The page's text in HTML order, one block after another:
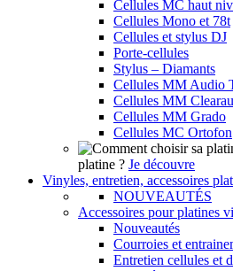
Cellules MC haut
Cellules Mono et 78t
Cellules et stylus DJ
Porte-cellules
Stylus – Diamants
Cellules MM Audio
Cellules MM
Cellules MM Grado
Cellules MC Ortofon
platine ? Je découvre
Vinyles, entretien, accessoires
NOUVEAUTÉS
Accessoires pour platines
Nouveautés
Courroies et
Entretien cellules et